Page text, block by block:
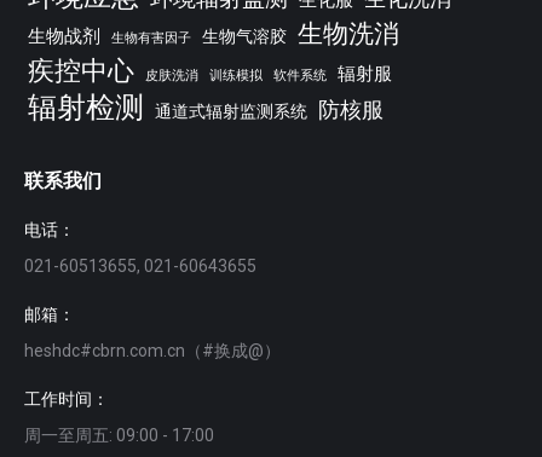
生物战剂 生物有害因子 生物气溶胶 生物洗消
疾控中心
皮肤洗消 训练模拟 软件系统 辐射服
辐射检测 通道式辐射监测系统 防核服
联系我们
电话：
021-60513655, 021-60643655
邮箱：
heshdc#cbrn.com.cn（#换成@）
工作时间：
周一至周五: 09:00 - 17:00